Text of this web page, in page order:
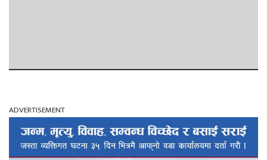
ADVERTISEMENT